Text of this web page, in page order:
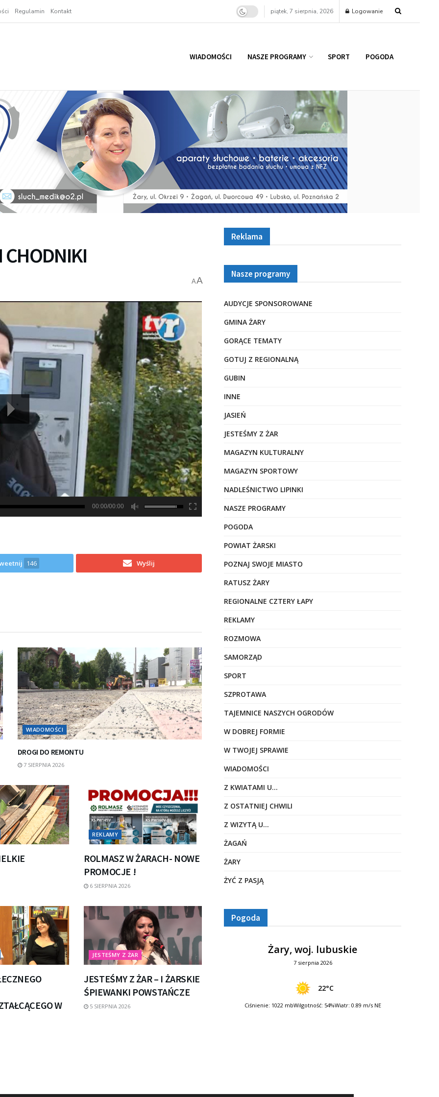
Regulamin Kontakt piątek, 7 sierpnia, 2026 Logowanie
WIADOMOŚCI NASZE PROGRAMY SPORT POGODA
CHODNIKI
AA
00:00/00:00
146 Wyślij
WIADOMOŚCI
DROGI DO REMONTU
7 SIERPNIA 2026
REKLAMY
ROLMASZ W ŻARACH- NOWE
PROMOCJE !
6 SIERPNIA 2026
W
JESTEŚMY Z ŻAR
JESTEŚMY Z ŻAR – I ŻARSKIE
ŚPIEWANKI POWSTAŃCZE
5 SIERPNIA 2026
Reklama
Nasze programy
AUDYCJE SPONSOROWANE
GMINA ŻARY
GORĄCE TEMATY
GOTUJ Z REGIONALNĄ
GUBIN
INNE
JASIEŃ
JESTEŚMY Z ŻAR
MAGAZYN KULTURALNY
MAGAZYN SPORTOWY
NADLEŚNICTWO LIPINKI
NASZE PROGRAMY
POGODA
POWIAT ŻARSKI
POZNAJ SWOJE MIASTO
RATUSZ ŻARY
REGIONALNE CZTERY ŁAPY
REKLAMY
ROZMOWA
SAMORZĄD
SPORT
SZPROTAWA
TAJEMNICE NASZYCH OGRODÓW
W DOBREJ FORMIE
W TWOJEJ SPRAWIE
WIADOMOŚCI
Z KWIATAMI U…
Z OSTATNIEJ CHWILI
Z WIZYTĄ U…
ŻAGAŃ
ŻARY
ŻYĆ Z PASJĄ
Pogoda
Żary, woj. lubuskie
7 sierpnia 2026
22°C
Ciśnienie: 1022 mbWilgotność: 54%Wiatr: 0.89 m/s NE